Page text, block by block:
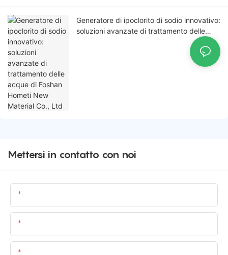
Generatore di ipoclorito di sodio innovativo:
soluzioni avanzate di trattamento delle
acque di Foshan Hometi New Material Co.,
Mettersi in contatto con noi